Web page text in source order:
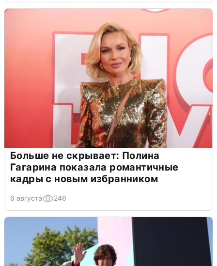
Больше не скрывает: Полина
Гагарина показала романтичные
кадры с новым избранником
6 августа 246